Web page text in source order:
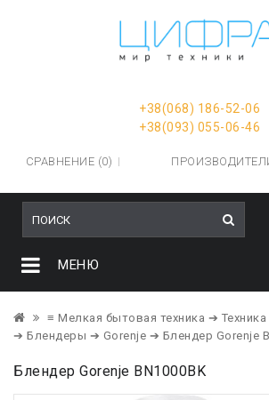
+38(068) 186-52-06
+38(093) 055-06-46
СРАВНЕНИЕ (0)
МЕНЮ
≡ Мелкая бытовая техника ➔ Техника
➔ Блендеры ➔ Gorenje ➔ Блендер Gorenje
Блендер Gorenje BN1000BK